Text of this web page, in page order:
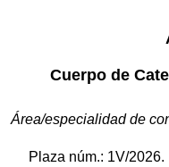
Cuerpo de
Área/especialidad de
Plaza núm.: 1V/2026.